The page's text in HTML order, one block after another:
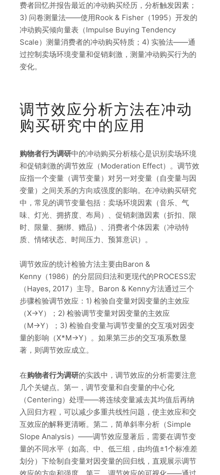
费者回忆并报告最近的冲动购买经历，分析触发因素；
3) 问卷测量法——使用Rook & Fisher（1995）开发的
冲动购买倾向量表（Impulse Buying Tendency
Scale）测量消费者的冲动购买特质；4) 实验法——通
过控制卖场环境变量和促销刺激，测量冲动购买行为的
变化。
调节效应分析方法在冲动
购买研究中的应用
购物者行为调研中的冲动购买分析核心是识别卖场环境
和促销刺激的调节效应（Moderation Effect）。调节效
应指一个变量（调节变量）对另一对变量（自变量与因
变量）之间关系的方向或强度的影响。在冲动购买研究
中，常见的调节变量包括：卖场环境因素（音乐、气
味、灯光、拥挤度、布局）、促销刺激因素（折扣、限
时、限量、捆绑、赠品）、消费者个体因素（冲动特
质、情绪状态、时间压力、预算意识）。
调节效应的统计检验方法主要由Baron &
Kenny（1986）的分层回归法和更现代的PROCESS宏
（Hayes, 2017）主导。Baron & Kenny方法通过三个
步骤检验调节效应：1) 检验自变量对因变量的主效应
（X→Y）；2) 检验调节变量对因变量的主效应
（M→Y）；3) 检验自变量与调节变量的交互项对因变
量的影响（X*M→Y）。如果第三步的交互项系数显
著，则调节效应成立。
在购物者行为调研的实践中，调节效应的分析需要注意
几个关键点。第一，调节变量和自变量的中心化
（Centering）处理——将连续变量减去其均值后再纳
入回归方程，可以减少多重共线性问题，使主效应和交
互效应的解释更清晰。第二，简单斜率分析（Simple
Slope Analysis）——调节效应显著后，需要在调节变
量的不同水平（如高、中、低三组，由均值±1个标准差
划分）下绘制自变量对因变量的回归线，直观展示调节